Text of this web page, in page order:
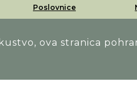
ova stranica
Poslovnice
Loyalty program